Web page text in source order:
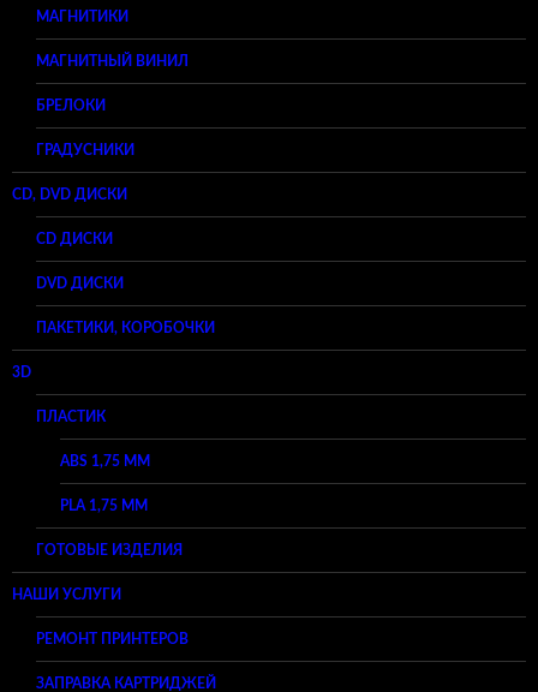
МАГНИТИКИ
МАГНИТНЫЙ ВИНИЛ
БРЕЛОКИ
ГРАДУСНИКИ
CD, DVD ДИСКИ
CD ДИСКИ
DVD ДИСКИ
ПАКЕТИКИ, КОРОБОЧКИ
3D
ПЛАСТИК
ABS 1,75 ММ
PLA 1,75 ММ
ГОТОВЫЕ ИЗДЕЛИЯ
НАШИ УСЛУГИ
РЕМОНТ ПРИНТЕРОВ
ЗАПРАВКА КАРТРИДЖЕЙ